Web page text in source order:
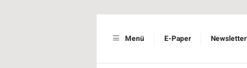
Menü E-Paper Newsletter